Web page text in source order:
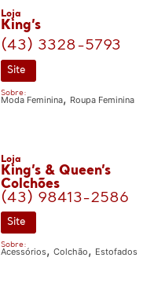
Loja
King’s
(43) 3328-5793
Site
Sobre:
Moda Feminina, Roupa Feminina
Loja
King’s & Queen’s
Colchões
(43) 98413-2586
Site
Sobre:
Acessórios, Colchão, Estofados